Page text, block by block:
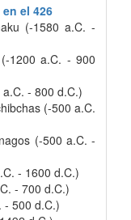
el 426
(-1580 a.C. -
1200 a.C. - 900
- 800 d.C.)
(-500 a.C.
(-500 a.C. -
- 1600 d.C.)
- 700 d.C.)
- 500 d.C.)